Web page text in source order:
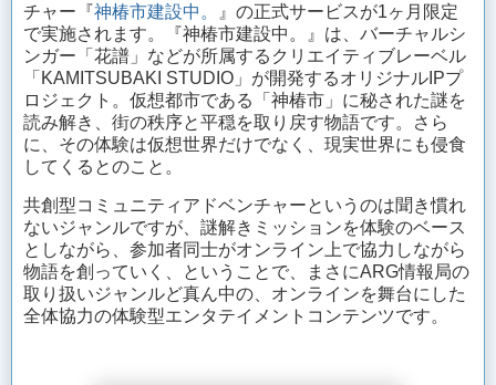
チャー『神椿市建設中。
』の正式サービスが1ヶ月限定
で実施されます。『神椿市建設中。』は、バーチャルシ
ンガー「花譜」などが所属するクリエイティブレーベル
「KAMITSUBAKI STUDIO」が開発するオリジナルIPプ
ロジェクト。仮想都市である「神椿市」に秘された謎を
読み解き、街の秩序と平穏を取り戻す物語です。さら
に、その体験は仮想世界だけでなく、現実世界にも侵食
してくるとのこと。
共創型コミュニティアドベンチャーというのは聞き慣れ
ないジャンルですが、謎解きミッションを体験のベース
としながら、参加者同士がオンライン上で協力しながら
物語を創っていく、ということで、まさにARG情報局の
取り扱いジャンルど真ん中の、オンラインを舞台にした
全体協力の体験型エンタテイメントコンテンツです。